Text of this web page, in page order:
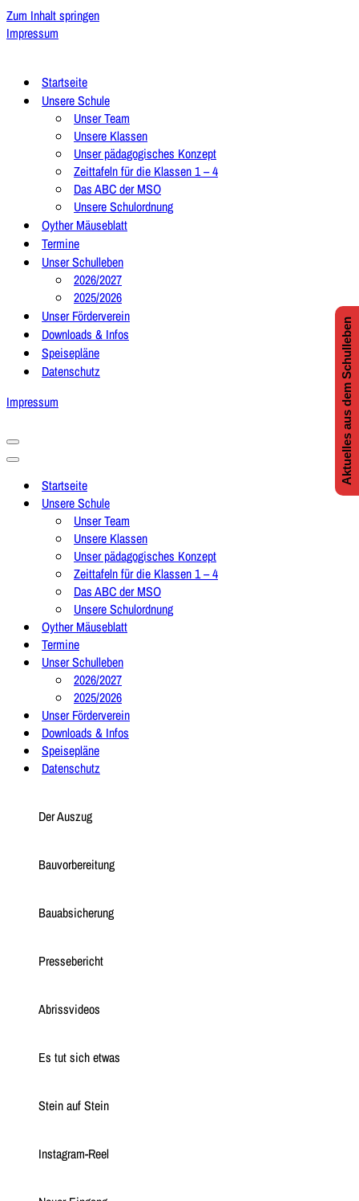
Zum Inhalt springen
Impressum
Startseite
Unsere Schule
Unser Team
Unsere Klassen
Unser pädagogisches Konzept
Zeittafeln für die Klassen 1 – 4
Das ABC der MSO
Unsere Schulordnung
Oyther Mäuseblatt
Termine
Unser Schulleben
2026/2027
2025/2026
Unser Förderverein
Downloads & Infos
Speisepläne
Datenschutz
Impressum
Navigationsmenü
Navigationsmenü
Startseite
Unsere Schule
Unser Team
Unsere Klassen
Unser pädagogisches Konzept
Zeittafeln für die Klassen 1 – 4
Das ABC der MSO
Unsere Schulordnung
Oyther Mäuseblatt
Termine
Unser Schulleben
2026/2027
2025/2026
Unser Förderverein
Downloads & Infos
Speisepläne
Datenschutz
Der Auszug
Bauvorbereitung
Bauabsicherung
Pressebericht
Abrissvideos
Es tut sich etwas
Stein auf Stein
Instagram-Reel
Aktuelles aus dem Schulleben